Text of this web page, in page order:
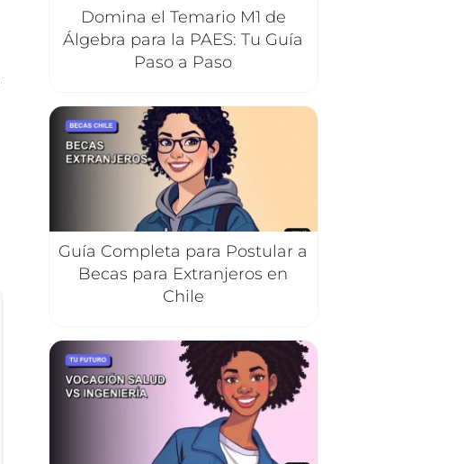
Domina el Temario M1 de
Álgebra para la PAES: Tu Guía
Paso a Paso
Guía Completa para Postular a
Becas para Extranjeros en
Chile